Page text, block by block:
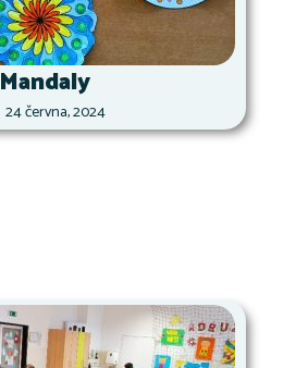
Mandaly
24 června, 2024